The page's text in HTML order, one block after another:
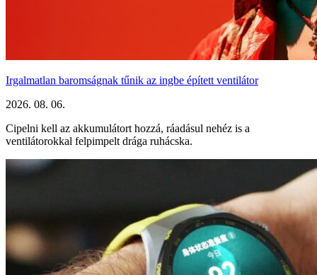
Irgalmatlan baromságnak tűnik az ingbe épített ventilátor
2026. 08. 06.
Cipelni kell az akkumulátort hozzá, ráadásul nehéz is a
ventilátorokkal felpimpelt drága ruhácska.